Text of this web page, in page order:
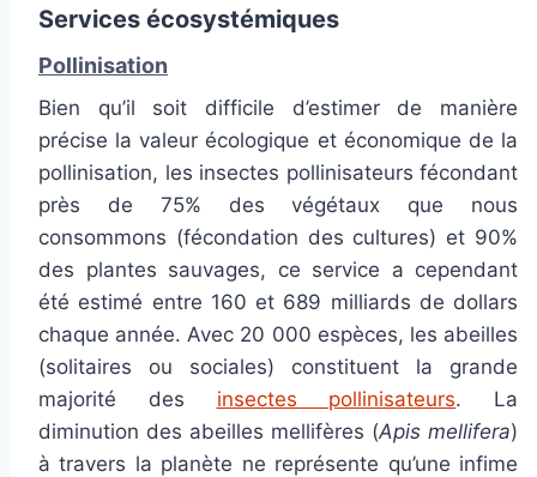
Services écosystémiques
Pollinisation
Bien qu’il soit difficile d’estimer de manière
précise la valeur écologique et économique de la
pollinisation, les insectes pollinisateurs fécondant
près de 75% des végétaux que nous
consommons (fécondation des cultures) et 90%
des plantes sauvages, ce service a cependant
été estimé entre 160 et 689 milliards de dollars
chaque année. Avec 20 000 espèces, les abeilles
(solitaires ou sociales) constituent la grande
majorité des insectes pollinisateurs. La
diminution des abeilles mellifères (Apis mellifera)
à travers la planète ne représente qu’une infime